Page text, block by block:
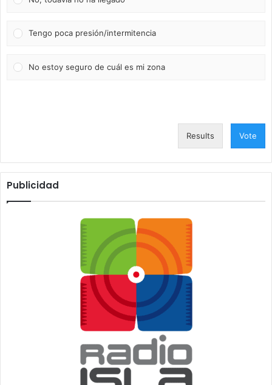
Tengo poca presión/intermitencia
No estoy seguro de cuál es mi zona
Results Vote
Publicidad